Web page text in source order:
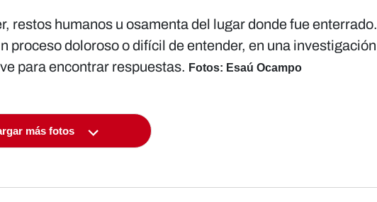
restos humanos u osamenta del lugar donde fue enterrado.
proceso doloroso o difícil de entender, en una investigación
para encontrar respuestas. Fotos: Esaú Ocampo
más fotos